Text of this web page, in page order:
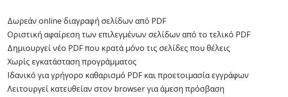
Δωρεάν online διαγραφή σελίδων από PDF
Οριστική αφαίρεση των επιλεγμένων σελίδων από το τελικό PDF
Δημιουργεί νέο PDF που κρατά μόνο τις σελίδες που θέλεις
Χωρίς εγκατάσταση προγράμματος
Ιδανικό για γρήγορο καθαρισμό PDF και προετοιμασία εγγράφων
Λειτουργεί κατευθείαν στον browser για άμεση πρόσβαση